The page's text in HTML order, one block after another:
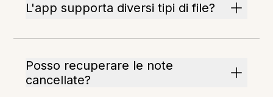
L'app supporta diversi tipi di file?
Posso recuperare le note
cancellate?